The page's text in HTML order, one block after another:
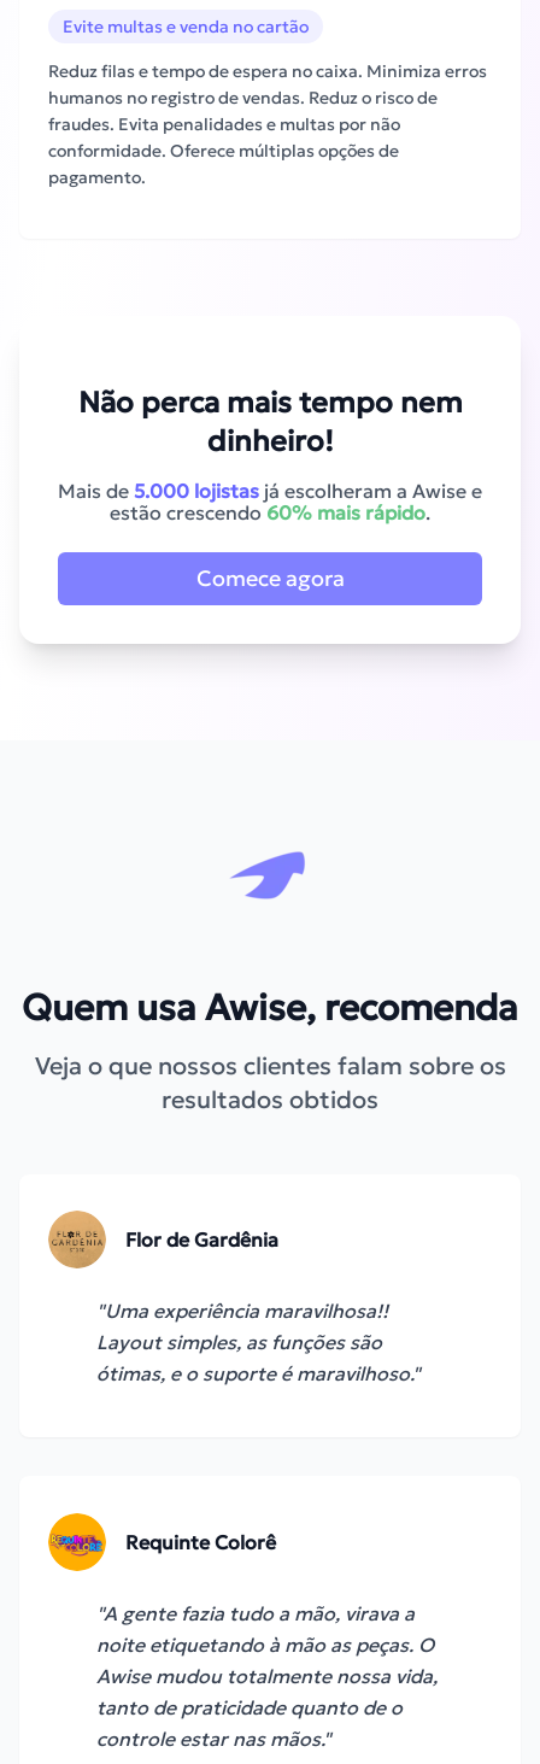
Evite multas e venda no cartão
Reduz filas e tempo de espera no caixa. Minimiza erros
humanos no registro de vendas. Reduz o risco de
fraudes. Evita penalidades e multas por não
conformidade. Oferece múltiplas opções de
pagamento.
Não perca mais tempo nem
dinheiro!
Mais de 5.000 lojistas já escolheram a Awise e
estão crescendo 60% mais rápido.
Comece agora
Quem usa Awise, recomenda
Veja o que nossos clientes falam sobre os
resultados obtidos
Flor de Gardênia
"Uma experiência maravilhosa!!
Layout simples, as funções são
ótimas, e o suporte é maravilhoso."
Requinte Colorê
"A gente fazia tudo a mão, virava a
noite etiquetando à mão as peças. O
Awise mudou totalmente nossa vida,
tanto de praticidade quanto de o
controle estar nas mãos."